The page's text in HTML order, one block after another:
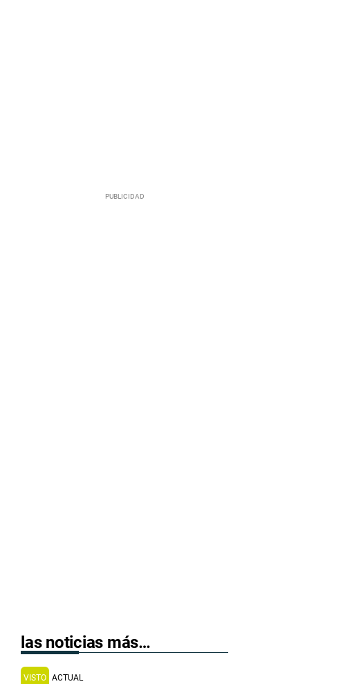
las noticias más…
VISTO ACTUAL